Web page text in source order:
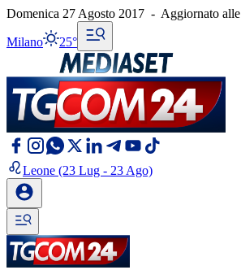
Domenica 27 Agosto 2017 - Aggiornato alle
Milano 25°
Leone (23 Lug - 23 Ago)